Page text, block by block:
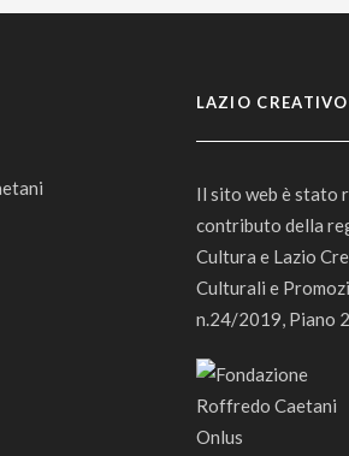
LAZIO CREATIVO
Il sito web è stato
contributo della
Cultura e Lazio
Culturali e
n.24/2019, Piano